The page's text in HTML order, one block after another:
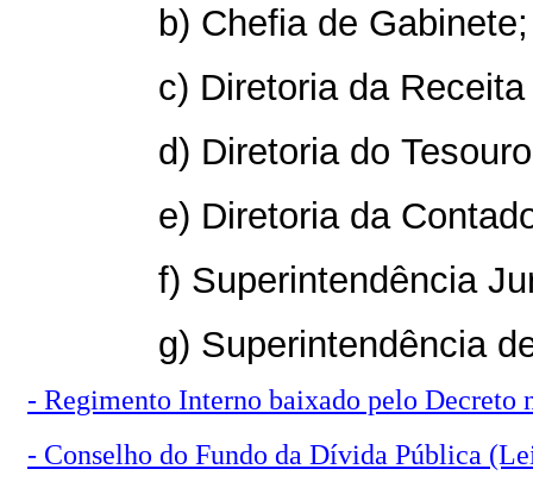
b) Chefia de Gabinete;
c) Diretoria da
d) Diretoria do
e) Diretoria da
f) Superintendência
g) Superintendência
- Regimento Interno baixado pelo Decreto
- Conselho do Fundo da Dívida Pública